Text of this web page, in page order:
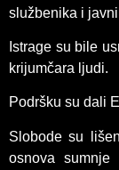
službenika i
Istrage su bile
krijumčara ljudi.
Podršku su dali
Slobode su
osnova sumnje